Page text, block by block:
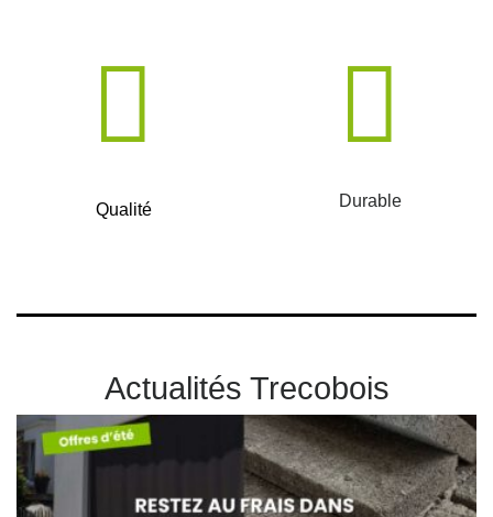
Qualité Durable
Actualités Trecobois